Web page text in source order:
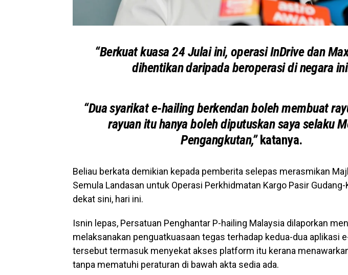
“Berkuat kuasa 24 Julai ini, operasi InDrive dan
dihentikan daripada beroperasi di negara
“Dua syarikat e-hailing berkendan boleh membuat
rayuan itu hanya boleh diputuskan saya selaku
Pengangkutan,”katanya.
Beliau berkata demikian kepada pemberita selepas merasmikan
Semula Landasan untuk Operasi Perkhidmatan Kargo Pasir
dekat sini, hari ini.
Isnin lepas, Persatuan Penghantar P-hailing Malaysia dilaporkan
melaksanakan penguatkuasaan tegas terhadap kedua-dua aplikasi
tersebut termasuk menyekat akses platform itu kerana
tanpa mematuhi peraturan di bawah akta sedia ada.